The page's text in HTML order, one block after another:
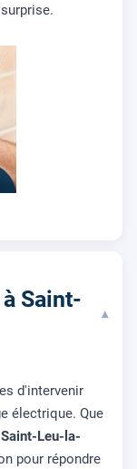
Saint-
▾
d'intervenir
électrique. Que
Saint-Leu-la-
pour répondre